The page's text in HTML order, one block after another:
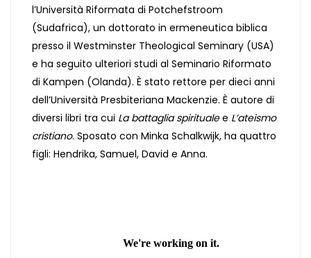
l’Università Riformata di Potchefstroom
(Sudafrica), un dottorato in ermeneutica biblica
presso il Westminster Theological Seminary (USA)
e ha seguito ulteriori studi al Seminario Riformato
di Kampen (Olanda). È stato rettore per dieci anni
dell’Università Presbiteriana Mackenzie. È autore di
diversi libri tra cui La battaglia spiritualee L’ateismo
cristiano. Sposato con Minka Schalkwijk, ha quattro
figli: Hendrika, Samuel, David e Anna.